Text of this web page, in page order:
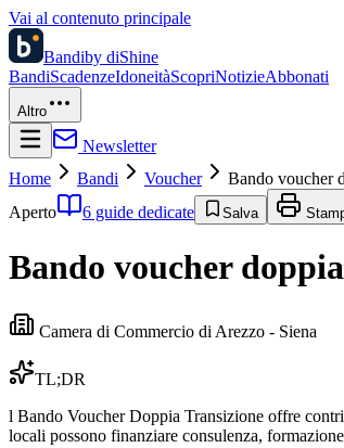
Vai al contenuto principale
Bandiby diShine
BandiScadenzeIdoneitàScopriNotizieAbbonati
Altro
Newsletter
Home
Bandi Voucher
Bando voucher
Aperto
6 guide dedicate Salva
Bando voucher
Camera di Commercio di Arezzo - Siena
TL;DR
l Bando Voucher Doppia Transizione offre
locali possono finanziare consulenza,